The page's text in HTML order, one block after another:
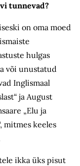
tunnevad?
on oma moed
hulgas
või unustatud
Inglismaal
ja August
„Elu ja
mitmes keeles
ikka üks pisut